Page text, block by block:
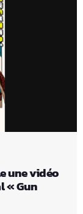
une vidéo
« Gun